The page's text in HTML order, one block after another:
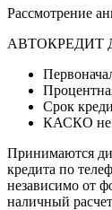
Рассмотрение
АВТОКРЕДИТ
Срок
КАСКО не
Принимаются
кредита по
независимо от
наличный